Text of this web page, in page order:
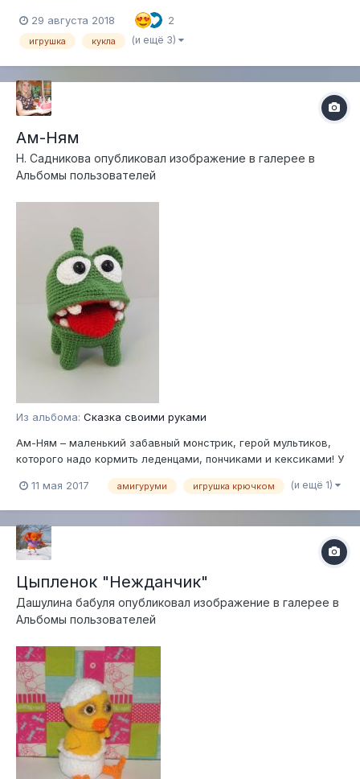
29 августа 2018 2
игрушка кукла (и ещё 3)
Ам-Ням
Н. Садникова опубликовал изображение в галерее в
Альбомы пользователей
Из альбома: Сказка своими руками
Ам-Ням – маленький забавный монстрик, герой мультиков,
которого надо кормить леденцами, пончиками и кексиками! У
Царевой
11 мая 2017 амигуруми игрушка крючком (и ещё 1)
Цыпленок "Нежданчик"
Дашулина бабуля опубликовал изображение в галерее в
Альбомы пользователей